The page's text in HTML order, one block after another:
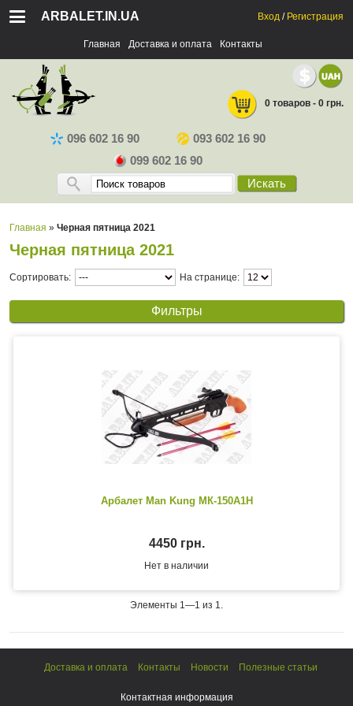
ARBALET.IN.UA
Главная Доставка и оплата Контакты
Вход / Регистрация
096 602 16 90
093 602 16 90
099 602 16 90
Искать
0 товаров - 0 грн.
Главная » Черная пятница 2021
Черная пятница 2021
Сортировать: На странице:
Фильтры
Арбалет Man Kung МК-150A1H
4450 грн.
Нет в наличии
Элементы 1—1 из 1.
Доставка и оплата Контакты Новости Полезные статьи
Контактная информация